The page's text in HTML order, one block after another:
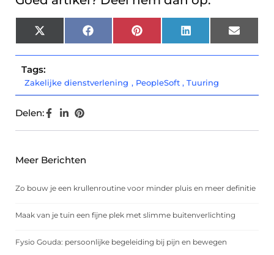
X
(Twitter)
Facebook Pinterest LinkedIn Email
Tags:
Zakelijke dienstverlening , PeopleSoft , Tuuring
Delen:
Meer Berichten
Zo bouw je een krullenroutine voor minder pluis en meer definitie
Maak van je tuin een fijne plek met slimme buitenverlichting
Fysio Gouda: persoonlijke begeleiding bij pijn en bewegen